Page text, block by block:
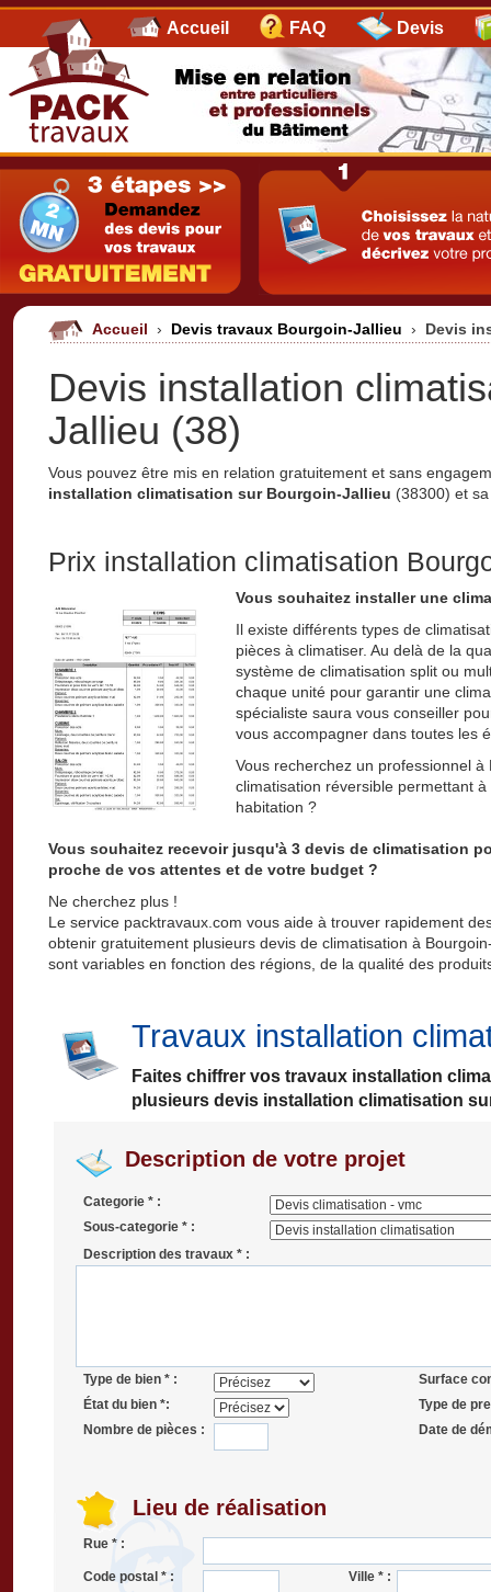
Accueil FAQ Devis
Accueil › Devis travaux Bourgoin-Jallieu › Devis
Devis installation
Jallieu (38)
Vous pouvez être mis en relation gratuitement et sans
installation climatisation sur Bourgoin-Jallieu (38300) et
Prix installation climatisation
Vous souhaitez installer une
Il existe différents types de
pièces à climatiser. Au delà de la
système de climatisation split ou
chaque unité pour garantir une
spécialiste saura vous conseiller
vous accompagner dans toutes les
Vous recherchez un professionnel
climatisation réversible permettant
habitation ?
Vous souhaitez recevoir jusqu'à 3 devis de climatisation
proche de vos attentes et de votre budget ?
Ne cherchez plus !
Le service packtravaux.com vous aide à trouver rapidement
obtenir gratuitement plusieurs devis de climatisation à
sont variables en fonction des régions, de la qualité des
Travaux installation
Faites chiffrer vos travaux installation
plusieurs devis installation climatisation
Description de votre projet
Categorie * :
Sous-categorie * :
Description des travaux * :
Type de bien * :
Surface
État du bien *:
Type de
Nombre de pièces :
Date de
Lieu de réalisation
Rue * :
Code postal * : Ville * :